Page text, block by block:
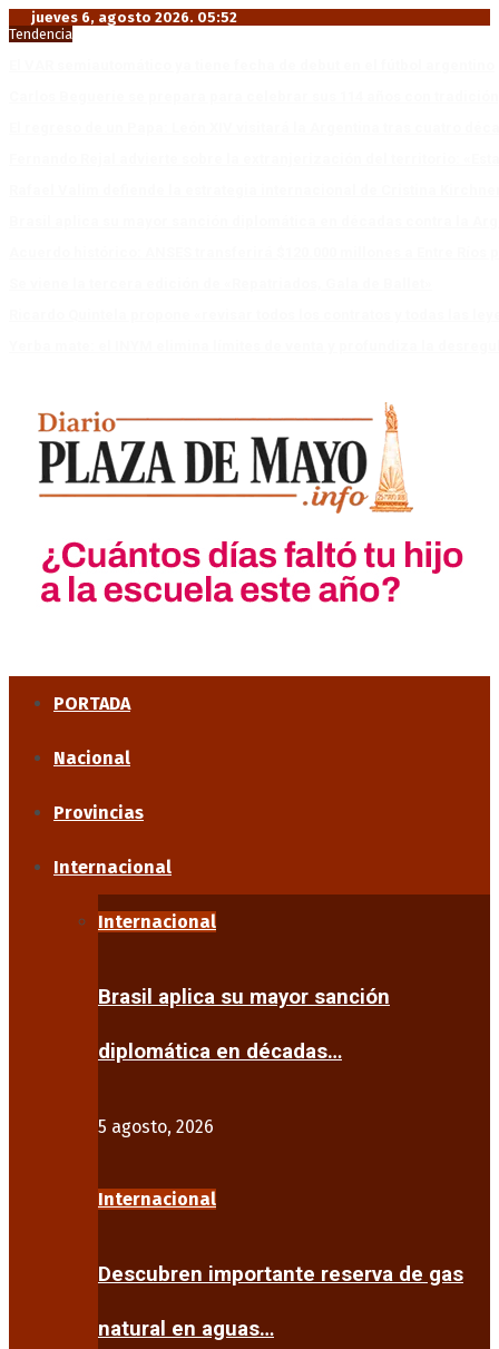
jueves 6, agosto 2026. 05:52
Tendencia
PORTADA
Nacional
Provincias
Internacional
Internacional
Brasil aplica su mayor sanción
diplomática en décadas…
5 agosto, 2026
Internacional
Descubren importante reserva de gas
natural en aguas…